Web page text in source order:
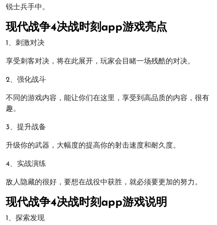
锐士兵手中。
现代战争4决战时刻app游戏亮点
1、刺激对决
享受刺客对决，将在此展开，玩家会目睹一场残酷的对决。
2、强化战斗
不同的游戏内容，能让你们在这里，享受到高品质的内容，很有
趣。
3、提升战备
升级你的武器，大幅度的提高你的射击速度和耐久度。
4、实战演练
敌人隐藏的很好，要想在战役中获胜，就必须要更加的努力。
现代战争4决战时刻app游戏说明
1、探索发现